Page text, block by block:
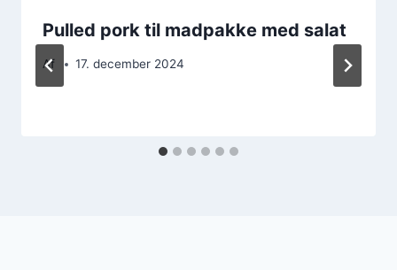
Pulled pork til madpakke med salat
Af 17. december 2024